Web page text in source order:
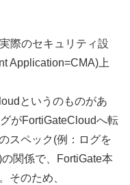
際のセキュリティ設
Application=CMA)上
というのものがあ
がFortiGateCloudへ転
スペック(例：ログを
関係で、FortiGate本
そのため、